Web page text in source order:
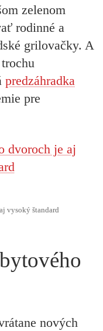
zelenom
rodinné a
grilovačky. A
predzáhradka
pre
vysoký štandard
nových